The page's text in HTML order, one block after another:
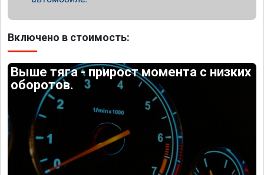
Включено в стоимость:
Выше тяга - прирост момента с низких
оборотов.